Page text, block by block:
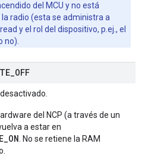
del MCU y no está
radio (esta se administra a
y el rol del dispositivo, p.ej., el
no).
OFF
del NCP (a través de un
a estar en
. No se retiene la RAM